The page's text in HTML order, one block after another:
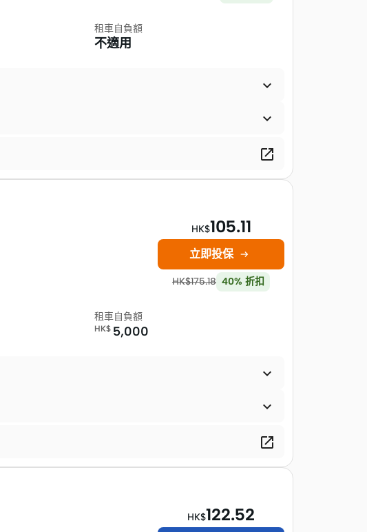
租車自負額
不適用



HK$105.11
立即投保 
HK$175.18 40% 折扣
租車自負額
HK$ 5,000



HK$122.52